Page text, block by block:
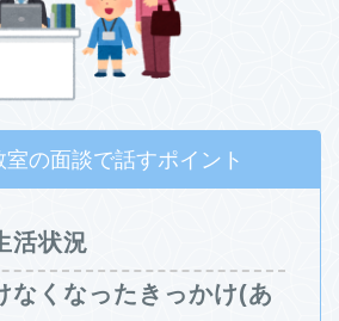
室の面談で話すポイント
活状況
なくなったきっかけ(あ